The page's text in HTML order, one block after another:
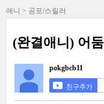
애니 > 공포/스릴러
(완결애니) 어
pokgbcb11
친구추가